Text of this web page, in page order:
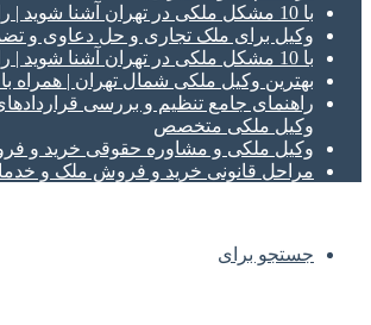
با 10 مشکل ملکی در تهران آشنا شوید | راه حل‌ها کدامند؟
وکیل برای ملک تجاری و حل دعاوی و
با 10 مشکل ملکی در تهران آشنا شوید | راه حل‌ها کدامند؟
بهترین وکیل ملکی شمال تهران | همراه
راهنمای جامع تنظیم و بررسی
وکیل ملکی متخصص
وکیل ملکی و مشاوره حقوقی خرید و
مراحل قانونی خرید و فروش ملک و
جستجو برای